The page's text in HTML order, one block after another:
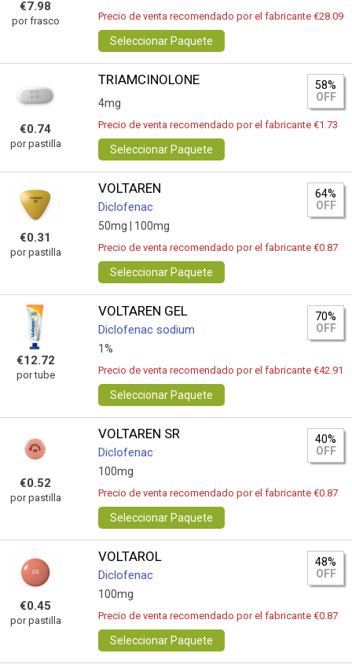
€7.98
por frasco Precio de venta recomendado por el fabricante €28.09
Seleccionar Paquete
€0.74
por pastilla
TRIAMCINOLONE
4mg
58%
OFF
Precio de venta recomendado por el fabricante €1.73
Seleccionar Paquete
€0.31
por pastilla
VOLTAREN
Diclofenac
50mg | 100mg
64%
OFF
Precio de venta recomendado por el fabricante €0.87
Seleccionar Paquete
€12.72
por tube
VOLTAREN GEL
Diclofenac sodium
1%
70%
OFF
Precio de venta recomendado por el fabricante €42.91
Seleccionar Paquete
€0.52
por pastilla
VOLTAREN SR
Diclofenac
100mg
40%
OFF
Precio de venta recomendado por el fabricante €0.87
Seleccionar Paquete
€0.45
por pastilla
VOLTAROL
Diclofenac
100mg
48%
OFF
Precio de venta recomendado por el fabricante €0.87
Seleccionar Paquete